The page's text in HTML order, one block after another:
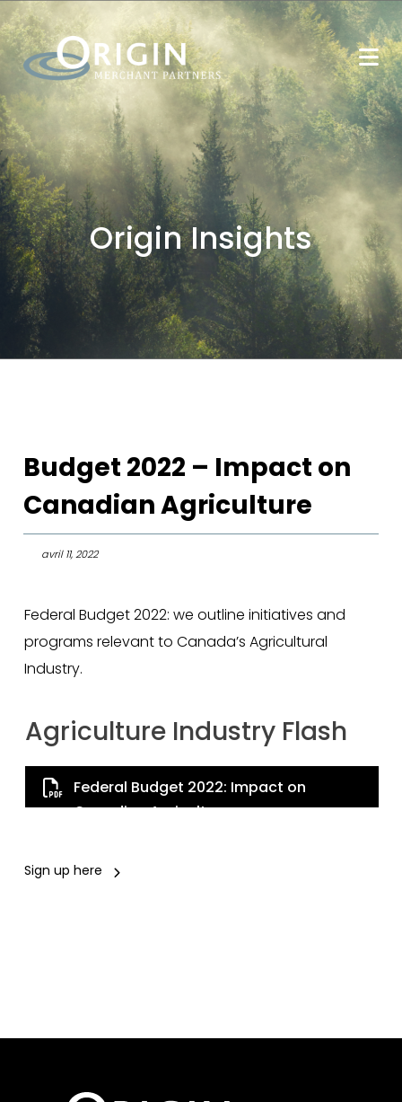
Origin Insights
Budget 2022 – Impact on
Canadian Agriculture
avril 11, 2022
Federal Budget 2022: we outline initiatives and
programs relevant to Canada’s Agricultural
Industry.
Agriculture Industry Flash
Federal Budget 2022: Impact on
Canadian Agriculture
Sign up here